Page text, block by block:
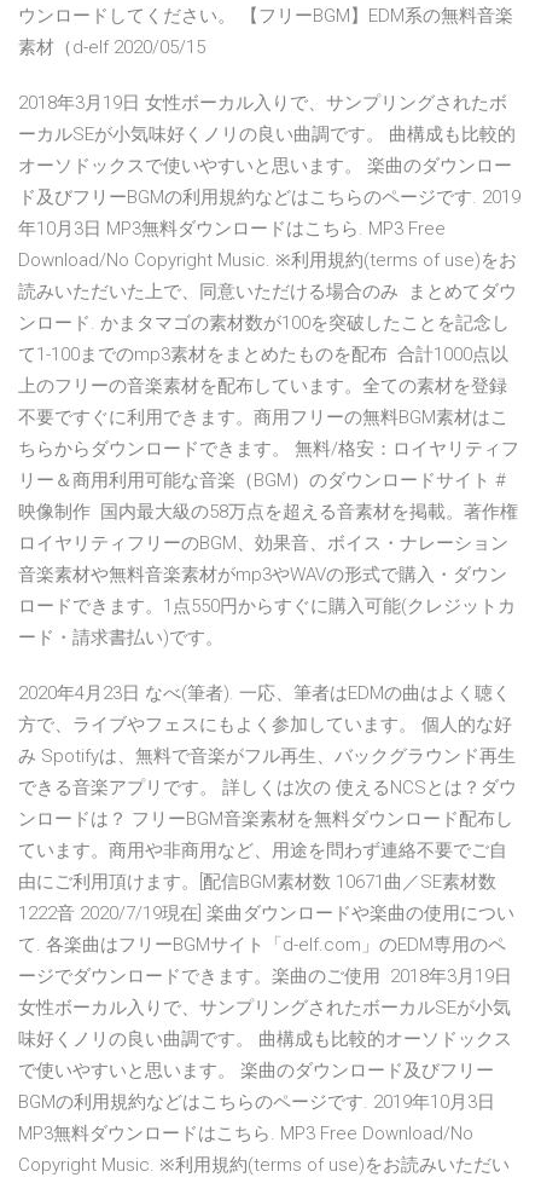
ウンロードしてください。 【フリーBGM】EDM系の無料音楽
素材（d-elf 2020/05/15
2018年3月19日 女性ボーカル入りで、サンプリングされたボ
ーカルSEが小気味好くノリの良い曲調です。 曲構成も比較的
オーソドックスで使いやすいと思います。 楽曲のダウンロー
ド及びフリーBGMの利用規約などはこちらのページです. 2019
年10月3日 MP3無料ダウンロードはこちら. MP3 Free
Download/No Copyright Music. ※利用規約(terms of use)をお
読みいただいた上で、同意いただける場合のみ まとめてダウ
ンロード. かまタマゴの素材数が100を突破したことを記念し
て1-100までのmp3素材をまとめたものを配布 合計1000点以
上のフリーの音楽素材を配布しています。全ての素材を登録
不要ですぐに利用できます。商用フリーの無料BGM素材はこ
ちらからダウンロードできます。 無料/格安：ロイヤリティフ
リー＆商用利用可能な音楽（BGM）のダウンロードサイト #
映像制作 国内最大級の58万点を超える音素材を掲載。著作権
ロイヤリティフリーのBGM、効果音、ボイス・ナレーション
音楽素材や無料音楽素材がmp3やWAVの形式で購入・ダウン
ロードできます。1点550円からすぐに購入可能(クレジットカ
ード・請求書払い)です。
2020年4月23日 なべ(筆者). 一応、筆者はEDMの曲はよく聴く
方で、ライブやフェスにもよく参加しています。 個人的な好
み Spotifyは、無料で音楽がフル再生、バックグラウンド再生
できる音楽アプリです。 詳しくは次の 使えるNCSとは？ダウ
ンロードは？ フリーBGM音楽素材を無料ダウンロード配布し
ています。商用や非商用など、用途を問わず連絡不要でご自
由にご利用頂けます。[配信BGM素材数 10671曲／SE素材数
1222音 2020/7/19現在] 楽曲ダウンロードや楽曲の使用につい
て. 各楽曲はフリーBGMサイト「d-elf.com」のEDM専用のペ
ージでダウンロードできます。楽曲のご使用 2018年3月19日
女性ボーカル入りで、サンプリングされたボーカルSEが小気
味好くノリの良い曲調です。 曲構成も比較的オーソドックス
で使いやすいと思います。 楽曲のダウンロード及びフリー
BGMの利用規約などはこちらのページです. 2019年10月3日
MP3無料ダウンロードはこちら. MP3 Free Download/No
Copyright Music. ※利用規約(terms of use)をお読みいただい